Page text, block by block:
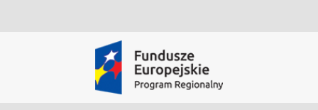
Pobierz Zasób
Data modyfikacji: 2020-05-19 18:48:16.354